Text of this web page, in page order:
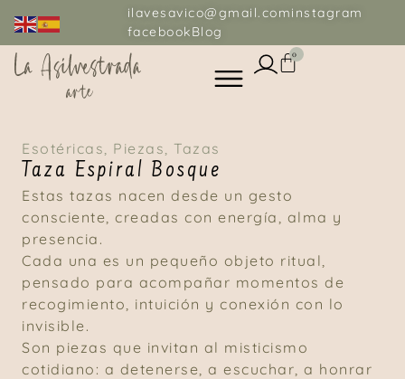
ilavesavico@gmail.cominstagram
facebookBlog
0
Esotéricas, Piezas, Tazas
Taza Espiral Bosque
Estas tazas nacen desde un gesto
consciente, creadas con energía, alma y
presencia.
Cada una es un pequeño objeto ritual,
pensado para acompañar momentos de
recogimiento, intuición y conexión con lo
invisible.
Son piezas que invitan al misticismo
cotidiano: a detenerse, a escuchar, a honrar